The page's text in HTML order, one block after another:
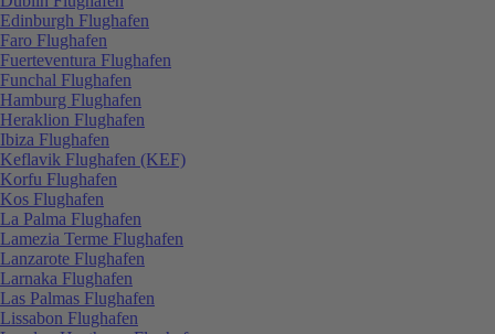
Edinburgh Flughafen
Faro Flughafen
Fuerteventura Flughafen
Funchal Flughafen
Hamburg Flughafen
Heraklion Flughafen
Ibiza Flughafen
Keflavik Flughafen (KEF)
Korfu Flughafen
Kos Flughafen
La Palma Flughafen
Lamezia Terme Flughafen
Lanzarote Flughafen
Larnaka Flughafen
Las Palmas Flughafen
Lissabon Flughafen